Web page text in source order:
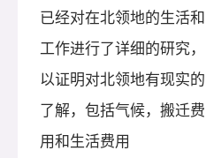
已经对在北领地的生活和
工作进行了详细的研究，
以证明对北领地有现实的
了解，包括气候，搬迁费
用和生活费用